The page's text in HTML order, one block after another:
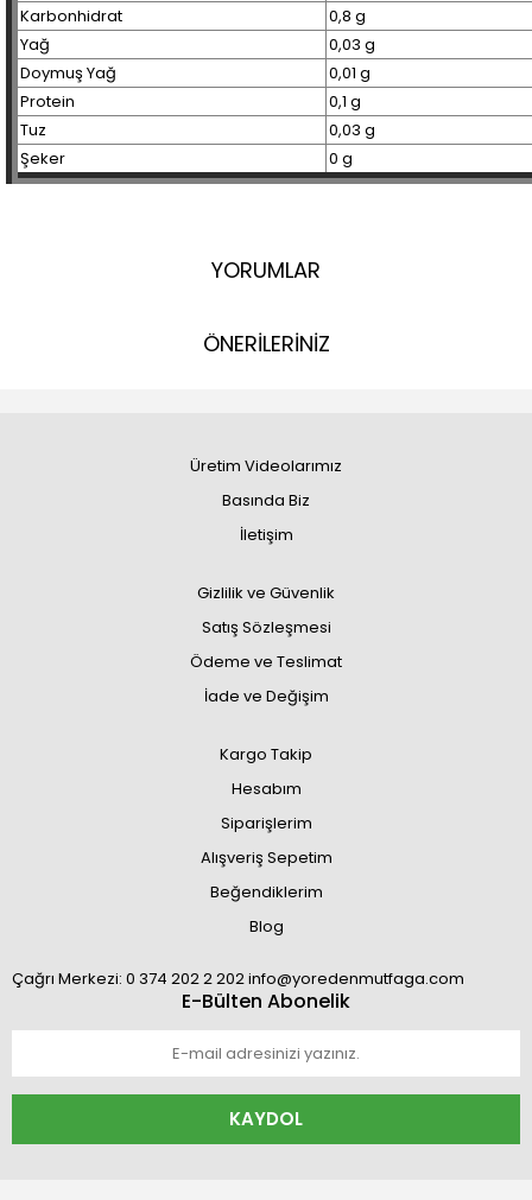
Karbonhidrat
0,8 g
Yağ
0,03 g
Doymuş Yağ
0,01 g
Protein
0,1 g
Tuz
0,03 g
Şeker
0 g
YORUMLAR
ÖNERİLERİNİZ
Üretim Videolarımız
Basında Biz
İletişim
Gizlilik ve Güvenlik
Satış Sözleşmesi
Ödeme ve Teslimat
İade ve Değişim
Kargo Takip
Hesabım
Siparişlerim
Alışveriş Sepetim
Beğendiklerim
Blog
Çağrı Merkezi: 0 374 202 2 202 info@yoredenmutfaga.com
E-Bülten Abonelik
KAYDOL